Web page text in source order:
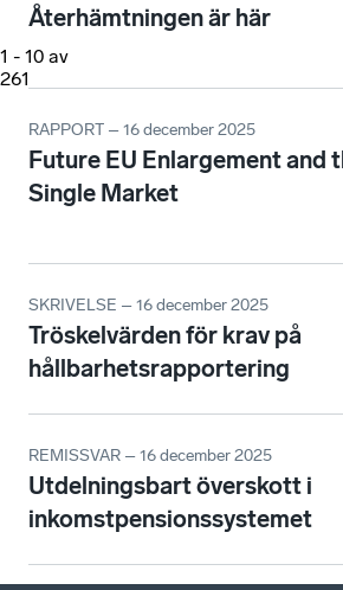
1 - 10 av
261
Återhämtningen är här
RAPPORT – 16 december 2025
Future EU Enlargement and
Single Market
SKRIVELSE – 16 december 2025
Tröskelvärden för krav på
hållbarhetsrapportering
REMISSVAR – 16 december 2025
Utdelningsbart överskott i
inkomstpensionssystemet